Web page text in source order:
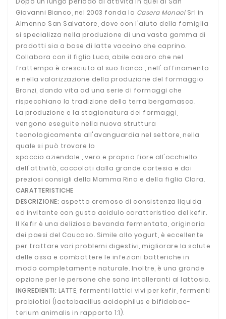
Giovanni Bianco, nel 2003 fonda la Casera MonaciSrl in
Almenno San Salvatore, dove con l'aiuto della famiglia
si specializza nella produzione di una vasta gamma di
prodotti sia a base di latte vaccino che caprino.
Collabora con il figlio Luca, abile casaro che nel
frattempo è cresciuto al suo fianco , nell' affinamento
e nella valorizzazione della produzione del formaggio
Branzi, dando vita ad una serie di formaggi che
rispecchiano la tradizione della terra bergamasca.
La produzione e la stagionatura dei formaggi,
vengono eseguite nella nuova struttura
tecnologicamente all'avanguardia nel settore, nella
quale si può trovare lo
spaccio aziendale , vero e proprio fiore all'occhiello
dell'attività, coccolati dalla grande cortesia e dai
preziosi consigli della Mamma Rina e della figlia Clara.
CARATTERISTICHE
DESCRIZIONE: aspetto cremoso di consistenza liquida
ed invitante con gusto acidulo caratteristico del kefir.
Il Kefir è una deliziosa bevanda fermentata, originaria
dei paesi del Caucaso. Simile allo yogurt, è eccellente
per trattare vari problemi digestivi, migliorare la salute
delle ossa e combattere le infezioni batteriche in
modo completamente naturale. Inoltre, è una grande
opzione per le persone che sono intolleranti al lattosio.
INGREDIENTI: LATTE, fermenti lattici vivi per kefir, fermenti
probiotici (lactobacillus acidophilus e bifidobac-
terium animalis in rapporto 1:1).